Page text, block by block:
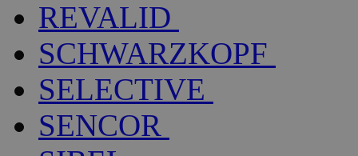
REVALID
SCHWARZKOPF
SELECTIVE
SENCOR